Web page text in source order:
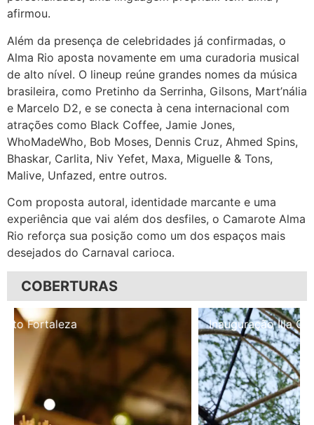
afirmou.
Além da presença de celebridades já confirmadas, o
Alma Rio aposta novamente em uma curadoria musical
de alto nível. O lineup reúne grandes nomes da música
brasileira, como Pretinho da Serrinha, Gilsons, Mart’nália
e Marcelo D2, e se conecta à cena internacional com
atrações como Black Coffee, Jamie Jones,
WhoMadeWho, Bob Moses, Dennis Cruz, Ahmed Spins,
Bhaskar, Carlita, Niv Yefet, Maxa, Miguelle & Tons,
Malive, Unfazed, entre outros.
Com proposta autoral, identidade marcante e uma
experiência que vai além dos desfiles, o Camarote Alma
Rio reforça sua posição como um dos espaços mais
desejados do Carnaval carioca.
COBERTURAS
Inauguração Illa Café